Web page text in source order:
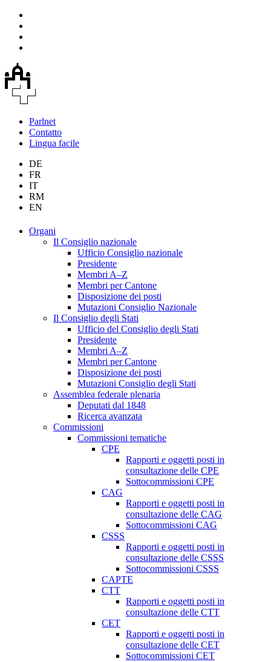
Parlnet
Contatto
Lingua facile
DE
FR
IT
RM
EN
Organi
Il Consiglio nazionale
Ufficio Consiglio nazionale
Presidente
Membri A–Z
Membri per Cantone
Disposizione dei posti
Mutazioni Consiglio Nazionale
Il Consiglio degli Stati
Ufficio del Consiglio degli Stati
Presidente
Membri A–Z
Membri per Cantone
Disposizione dei posti
Mutazioni Consiglio degli Stati
Assemblea federale plenaria
Deputati dal 1848
Ricerca avanzata
Commissioni
Commissioni tematiche
CPE
Rapporti e oggetti posti in
consultazione delle CPE
Sottocommissioni CPE
CAG
Rapporti e oggetti posti in
consultazione delle CAG
Sottocommissioni CAG
CSSS
Rapporti e oggetti posti in
consultazione delle CSSS
Sottocommissioni CSSS
CAPTE
CTT
Rapporti e oggetti posti in
consultazione delle CTT
CET
Rapporti e oggetti posti in
consultazione delle CET
Sottocommissioni CET